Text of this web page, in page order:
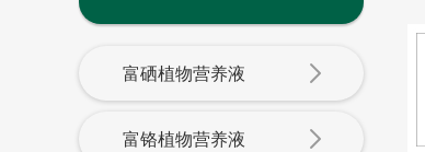
富硒植物营养液
富铬植物营养液